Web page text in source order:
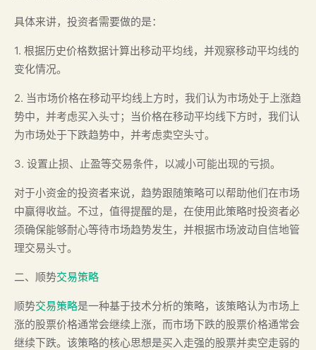
具体来讲，投资者需要做的是：
1. 根据历史价格数据计算出移动平均线，并观察移动平均线的
变化情况。
2. 当市场价格在移动平均线上方时，我们认为市场处于上涨趋
势中，并考虑买入头寸；当价格在移动平均线下方时，我们认
为市场处于下跌趋势中，并考虑卖空头寸。
3. 设置止损、止盈等交易条件，以减小可能出现的亏损。
对于小资金的投资者来说，趋势跟随策略可以帮助他们在市场
中赢得收益。不过，值得提醒的是，在使用此策略时投资者必
须确保能够耐心等待市场趋势发生，并根据市场波动自信地管
理交易头寸。
二、顺势交易策略
顺势交易策略是一种基于技术分析的策略，该策略认为市场上
涨的股票价格通常会继续上涨，而市场下跌的股票价格通常会
继续下跌。该策略的核心思想是买入走强的股票并卖空走弱的